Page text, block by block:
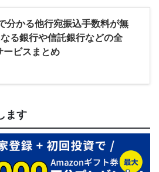
分かる他行宛振込手数料が無
る銀行や信託銀行などの全
ービスまとめ
ます